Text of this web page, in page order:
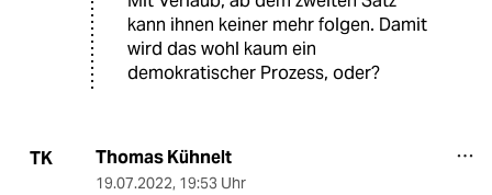
kann ihnen keiner mehr folgen. Damit
wird das wohl kaum ein
demokratischer Prozess, oder?
TK Thomas Kühnelt
19.07.2022, 19:53 Uhr